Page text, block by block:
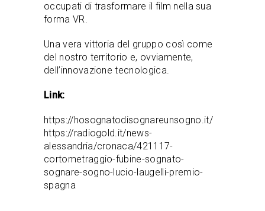
occupati di trasformare il film nella sua
forma VR.
Una vera vittoria del gruppo così come
del nostro territorio e, ovviamente,
dell’innovazione tecnologica.
Link:
https://hosognatodisognareunsogno.it/
https://radiogold.it/news-
alessandria/cronaca/421117-
cortometraggio-fubine-sognato-
sognare-sogno-lucio-laugelli-premio-
spagna